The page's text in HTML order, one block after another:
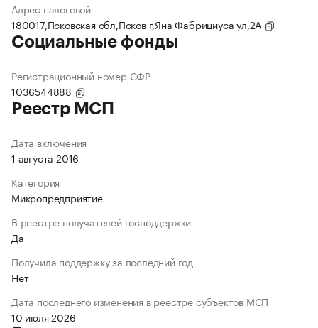
Адрес налоговой
180017,Псковская обл,Псков г,Яна Фабрициуса ул,2А
Социальные фонды
Регистрационный номер СФР
1036544888
Реестр МСП
Дата включения
1 августа 2016
Категория
Микропредприятие
В реестре получателей господдержки
Да
Получила поддержку за последний год
Нет
Дата последнего изменения в реестре субъектов МСП
10 июля 2026